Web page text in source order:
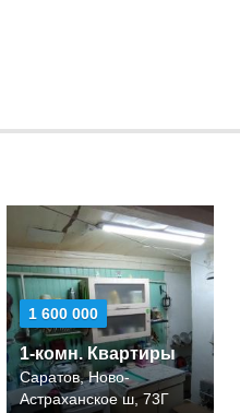
1 600 000
1-комн. Квартиры
Саратов, Ново-
Астраханское ш, 73Г